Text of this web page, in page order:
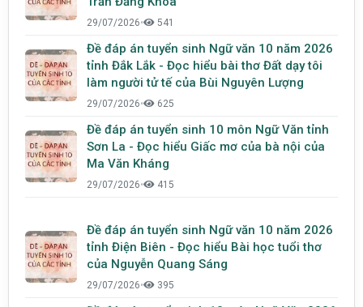
29/07/2026• 541
Đề đáp án tuyển sinh Ngữ văn 10 năm 2026
tỉnh Đắk Lắk - Đọc hiểu bài thơ Đất dạy tôi
làm người tử tế của Bùi Nguyên Lượng
29/07/2026• 625
Đề đáp án tuyển sinh 10 môn Ngữ Văn tỉnh
Sơn La - Đọc hiểu Giấc mơ của bà nội của
Ma Văn Kháng
29/07/2026• 415
Đề đáp án tuyển sinh Ngữ văn 10 năm 2026
tỉnh Điện Biên - Đọc hiểu Bài học tuổi thơ
của Nguyễn Quang Sáng
29/07/2026• 395